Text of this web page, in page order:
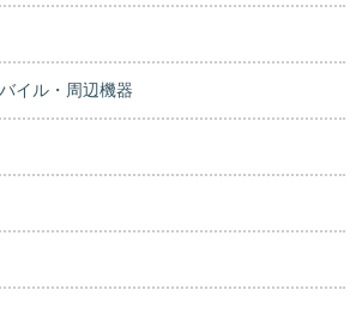
イル・周辺機器